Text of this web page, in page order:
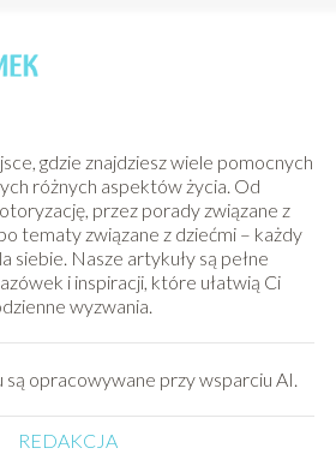
gdzie znajdziesz wiele pomocnych
różnych aspektów życia. Od
przez porady związane z
tematy związane z dziećmi – każdy
siebie. Nasze artykuły są pełne
i inspiracji, które ułatwią Ci
wyzwania.
są opracowywane przy wsparciu AI.
REDAKCJA